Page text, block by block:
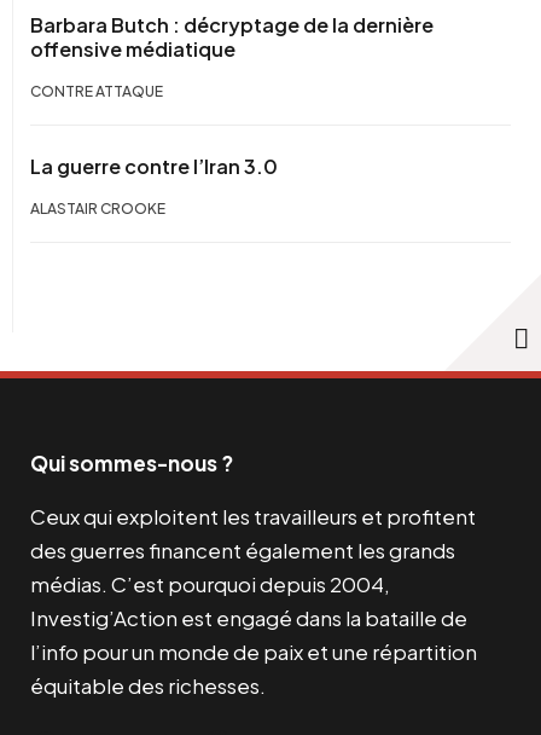
Barbara Butch : décryptage de la dernière
offensive médiatique
CONTRE ATTAQUE
La guerre contre l’Iran 3.0
ALASTAIR CROOKE
Qui sommes-nous ?
Ceux qui exploitent les travailleurs et profitent
des guerres financent également les grands
médias. C’est pourquoi depuis 2004,
Investig’Action est engagé dans la bataille de
l’info pour un monde de paix et une répartition
équitable des richesses.